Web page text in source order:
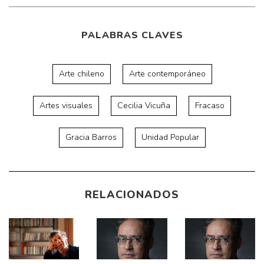
PALABRAS CLAVES
Arte chileno Arte contemporáneo
Artes visuales Cecilia Vicuña Fracaso
Gracia Barros Unidad Popular
RELACIONADOS